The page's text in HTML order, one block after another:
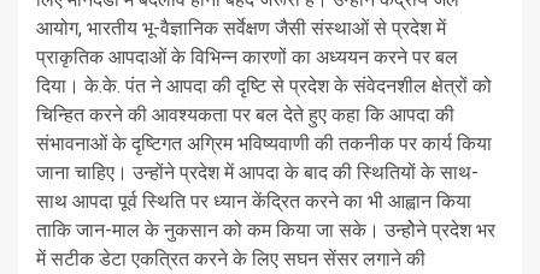
आयोग, भारतीय भू-वैज्ञानिक सर्वेक्षण जैसी संस्थाओं से प्रदेश में
प्राकृतिक आपदाओं के विभिन्न कारणों का अध्ययन करने पर बल
दिया। के.के. पंत ने आपदा की दृष्टि से प्रदेश के संवेदनशील क्षेत्रों को
चिन्हित करने की आवश्यकता पर बल देते हुए कहा कि आपदा की
संभावनाओं के दृष्टिगत अग्रिम भविष्यवाणी की तकनीक पर कार्य किया
जाना चाहिए। उन्होंने प्रदेश में आपदा के बाद की स्थितियों के साथ-
साथ आपदा पूर्व स्थिति पर ध्यान केंद्रित करने का भी आह्वान किया
ताकि जान-माल के नुकसान को कम किया जा सके। उन्होेने प्रदेश भर
में सटीक डेटा एकत्रित करने के लिए सघन सेंसर लगाने की